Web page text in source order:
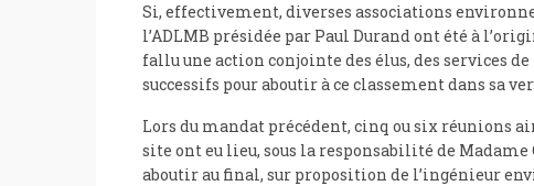
Si, effectivement, diverses associations
l’ADLMB présidée par Paul Durand ont été à
fallu une action conjointe des élus, des services de
successifs pour aboutir à ce classement dans sa
Lors du mandat précédent, cinq ou six réunions
site ont eu lieu, sous la responsabilité de Madame
aboutir au final, sur proposition de l’ingénieur